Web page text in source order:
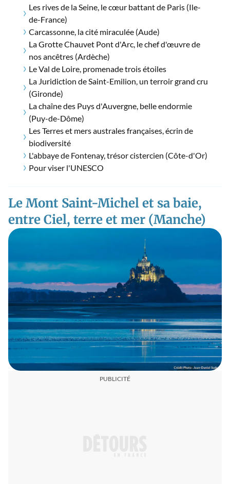
Les rives de la Seine, le cœur battant de Paris (Ile-
de-France)
Carcassonne, la cité miraculée (Aude)
La Grotte Chauvet Pont d'Arc, le chef d'œuvre de
nos ancêtres (Ardèche)
Le Val de Loire, promenade trois étoiles
La Juridiction de Saint-Emilion, un terroir grand cru
(Gironde)
La chaîne des Puys d'Auvergne, belle endormie
(Puy-de-Dôme)
Les Terres et mers australes françaises, écrin de
biodiversité
L'abbaye de Fontenay, trésor cistercien (Côte-d'Or)
Pour viser l'UNESCO
Le Mont Saint-Michel et sa baie,
entre Ciel, terre et mer (Manche)